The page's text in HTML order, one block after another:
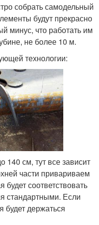
собрать самодельный
будут прекрасно
минус, что работать им
не более 10 м.
технологии:
140 см, тут все зависит
части привариваем
будет соответствовать
стандартными. Если
будет держаться